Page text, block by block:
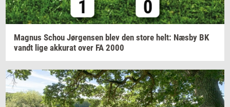
Magnus Schou Jør­gen­sen blev den store helt: Næsby BK
vandt lige ak­ku­rat over FA 2000